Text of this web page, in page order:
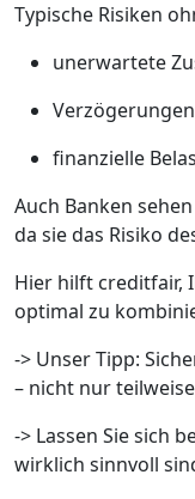
Typische Risiken
unerwartete
finanzielle
Auch Banken
da sie das Risiko
Hier hilft creditfair,
optimal zu
-> Unser Tipp:
– nicht nur
-> Lassen Sie sich
wirklich sinnvoll